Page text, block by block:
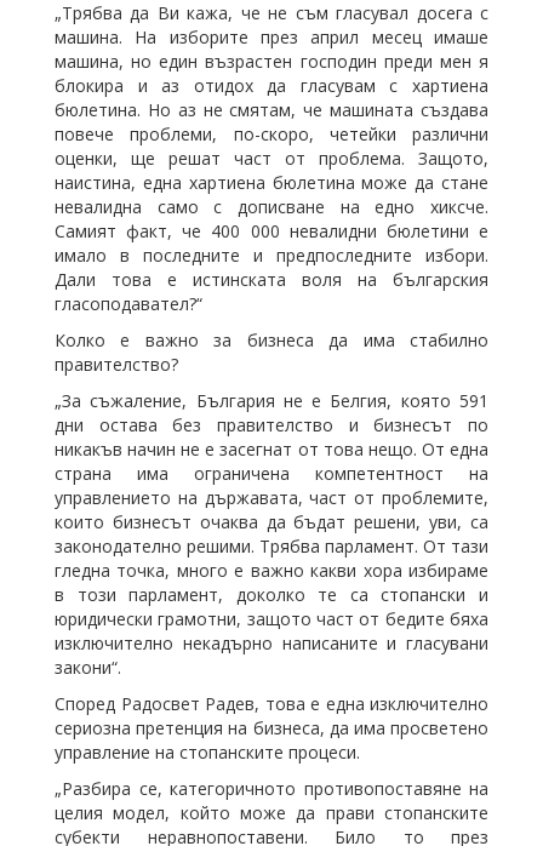
„Трябва да Ви кажа, че не съм гласувал досега с
машина. На изборите през април месец имаше
машина, но един възрастен господин преди мен я
блокира и аз отидох да гласувам с хартиена
бюлетина. Но аз не смятам, че машината създава
повече проблеми, по-скоро, четейки различни
оценки, ще решат част от проблема. Защото,
наистина, една хартиена бюлетина може да стане
невалидна само с дописване на едно хиксче.
Самият факт, че 400 000 невалидни бюлетини е
имало в последните и предпоследните избори.
Дали това е истинската воля на българския
гласоподавател?“
Колко е важно за бизнеса да има стабилно
правителство?
„За съжаление, България не е Белгия, която 591
дни остава без правителство и бизнесът по
никакъв начин не е засегнат от това нещо. От една
страна има ограничена компетентност на
управлението на държавата, част от проблемите,
които бизнесът очаква да бъдат решени, уви, са
законодателно решими. Трябва парламент. От тази
гледна точка, много е важно какви хора избираме
в този парламент, доколко те са стопански и
юридически грамотни, защото част от бедите бяха
изключително некадърно написаните и гласувани
закони“.
Според Радосвет Радев, това е една изключително
сериозна претенция на бизнеса, да има просветено
управление на стопанските процеси.
„Разбира се, категоричното противопоставяне на
целия модел, който може да прави стопанските
субекти неравнопоставени. Било то през